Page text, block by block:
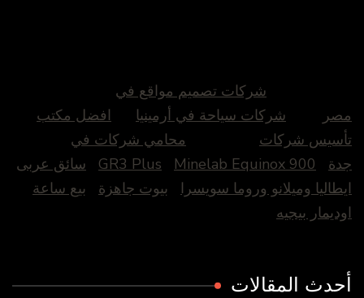
شركات تصميم مواقع في
مصر
شركات سياحة في أرمينيا
افضل مكتب
تأسيس شركات
محامي شركات في
جدة
GR3 Plus Minelab Equinox 900
سائق عربى
ايطاليا وميلانو وروما سويسرا
بيوت جاهزة
بيع ساعة
اوديمار بيجيه
أحدث المقالات